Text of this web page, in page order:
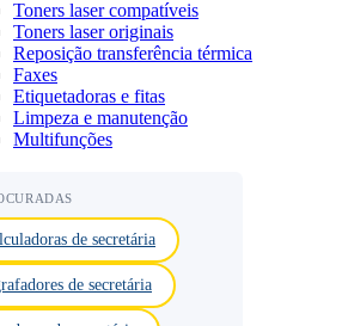
Toners laser compatíveis
Toners laser originais
Reposição transferência térmica
Faxes
Etiquetadoras e fitas
Limpeza e manutenção
Multifunções
de secretária
de secretária